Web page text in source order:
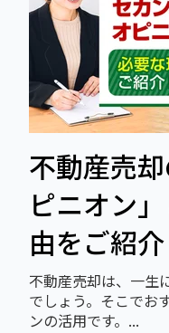
不動産売
ピニオン
由をご紹介
不動産売却は、一生
でしょう。そこでお
ンの活用です。...